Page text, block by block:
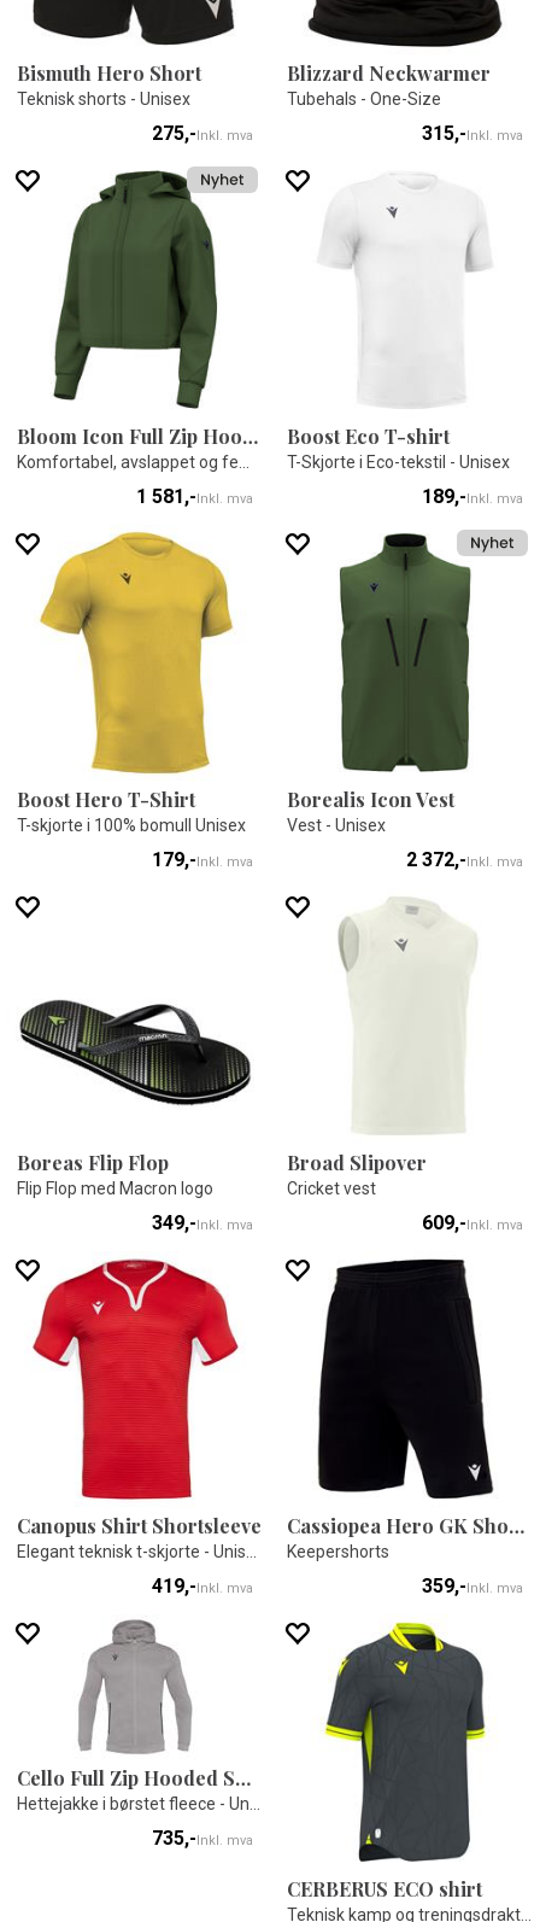
Bismuth Hero Short
Teknisk shorts - Unisex
275,-Inkl. mva
Blizzard Neckwarmer
Tubehals - One-Size
315,-Inkl. mva
Bloom Icon Full Zip Hoody
1 581,-Inkl. mva
Boost Eco T-shirt
T-Skjorte i Eco-tekstil - Unisex
189,-Inkl. mva
Boost Hero T-Shirt
T-skjorte i 100% bomull Unisex
179,-Inkl. mva
Borealis Icon Vest
Vest - Unisex
2 372,-Inkl. mva
Boreas Flip Flop
Flip Flop med Macron logo
349,-Inkl. mva
Broad Slipover
Cricket vest
609,-Inkl. mva
Canopus Shirt Shortsleeve
419,-Inkl. mva
Cassiopea Hero GK Shorts
Keepershorts
359,-Inkl. mva
Cello Full Zip Hooded Sweatshirt
735,-Inkl. mva
CERBERUS ECO shirt